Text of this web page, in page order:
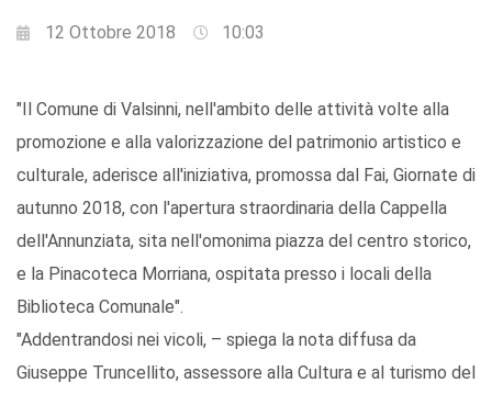
12 Ottobre 2018 10:03
"Il Comune di Valsinni, nell'ambito delle attività volte alla
promozione e alla valorizzazione del patrimonio artistico e
culturale, aderisce all'iniziativa, promossa dal Fai, Giornate di
autunno 2018, con l'apertura straordinaria della Cappella
dell'Annunziata, sita nell'omonima piazza del centro storico,
e la Pinacoteca Morriana, ospitata presso i locali della
Biblioteca Comunale".
"Addentrandosi nei vicoli, – spiega la nota diffusa da
Giuseppe Truncellito, assessore alla Cultura e al turismo del